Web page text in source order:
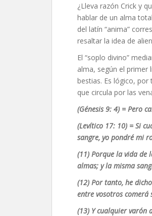
¿Lleva razón Crick y
hablar de un alma
del latín “anima”
resaltar la idea de
El “soplo divino”
alma, según el primer
bestias. Es lógico, por
que circula por las
(Génesis 9: 4) = Pero
(Levítico 17: 10) = Si
sangre, yo pondré mi
(11) Porque la vida de
almas; y la misma
(12) Por tanto, he
entre vosotros comerá
(13) Y cualquier varón